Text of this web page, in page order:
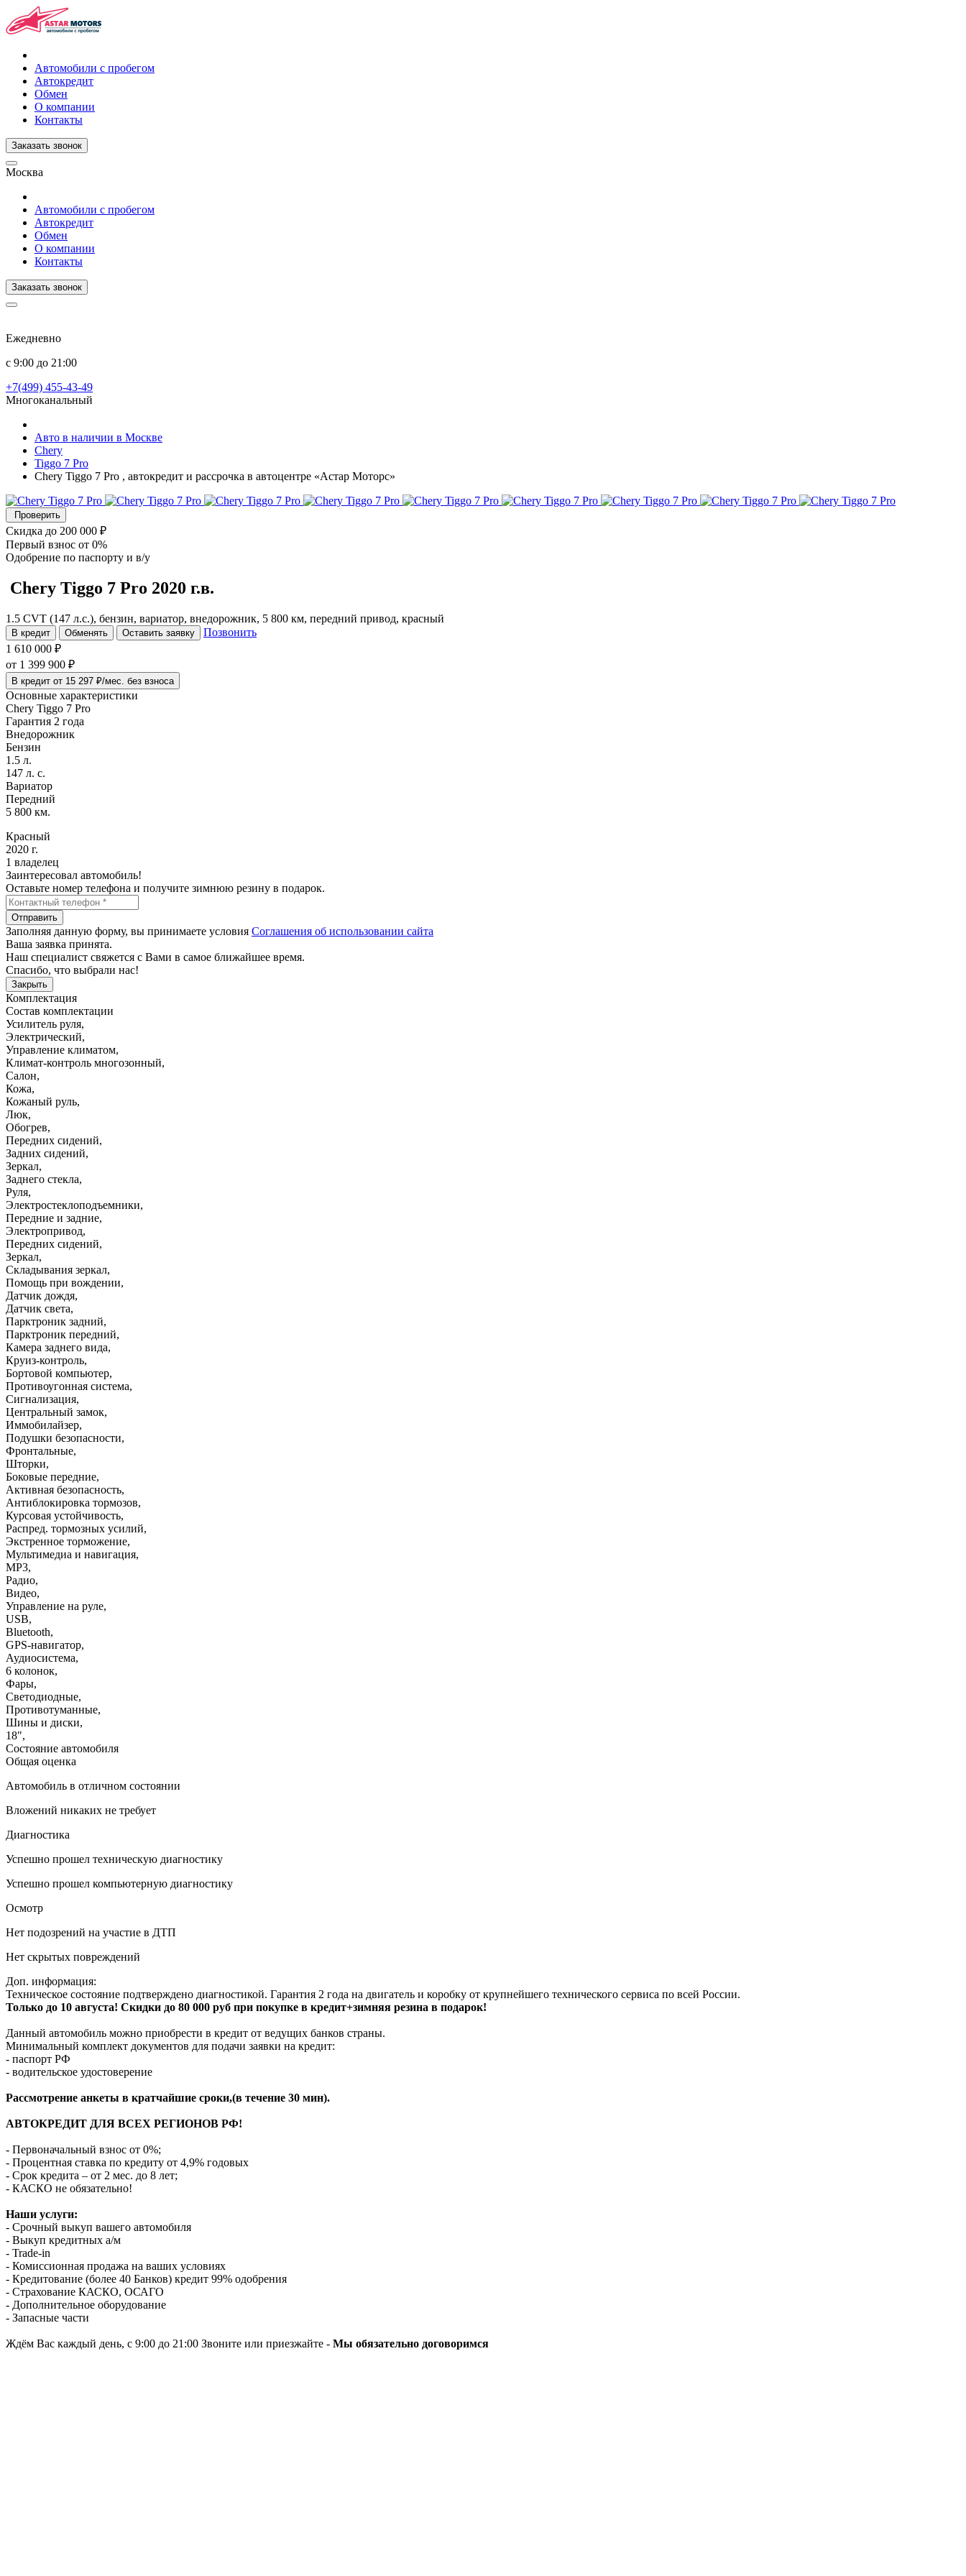
Автомобили с пробегом
Автокредит
Обмен
О компании
Контакты
Заказать звонок
Москва
Автомобили с пробегом
Автокредит
Обмен
О компании
Контакты
Заказать звонок
Ежедневно
с 9:00 до 21:00
+7(499) 455-43-49
Многоканальный
Авто в наличии в Москве
Chery
Tiggo 7 Pro
Chery Tiggo 7 Pro , автокредит и рассрочка в автоцентре «Астар Моторс»
Проверить
Скидка до 200 000 ₽
Первый взнос от 0%
Одобрение по паспорту и в/у
Chery Tiggo 7 Pro 2020 г.в.
1.5 CVT (147 л.с.), бензин, вариатор, внедорожник, 5 800 км, передний привод, красный
В кредит Обменять Оставить заявку
Позвонить
1 610 000 ₽
от 1 399 900 ₽
В кредит от 15 297 ₽/мес. без взноса
Основные характеристики
Chery Tiggo 7 Pro
Гарантия 2 года
Внедорожник
Бензин
1.5 л.
147 л. с.
Вариатор
Передний
5 800 км.
Красный
2020 г.
1 владелец
Заинтересовал автомобиль!
Оставьте номер телефона и получите зимнюю резину в подарок.
Отправить
Заполняя данную форму, вы принимаете условия Соглашения об использовании сайта
Ваша заявка принята.
Наш специалист свяжется с Вами в самое ближайшее время.
Спасибо, что выбрали нас!
Закрыть
Комплектация
Состав комплектации
Усилитель руля,
Электрический,
Управление климатом,
Климат-контроль многозонный,
Салон,
Кожа,
Кожаный руль,
Люк,
Обогрев,
Передних сидений,
Задних сидений,
Зеркал,
Заднего стекла,
Руля,
Электростеклоподъемники,
Передние и задние,
Электропривод,
Передних сидений,
Зеркал,
Складывания зеркал,
Помощь при вождении,
Датчик дождя,
Датчик света,
Парктроник задний,
Парктроник передний,
Камера заднего вида,
Круиз-контроль,
Бортовой компьютер,
Противоугонная система,
Сигнализация,
Центральный замок,
Иммобилайзер,
Подушки безопасности,
Фронтальные,
Шторки,
Боковые передние,
Активная безопасность,
Антиблокировка тормозов,
Курсовая устойчивость,
Распред. тормозных усилий,
Экстренное торможение,
Мультимедиа и навигация,
MP3,
Радио,
Видео,
Управление на руле,
USB,
Bluetooth,
GPS-навигатор,
Аудиосистема,
6 колонок,
Фары,
Светодиодные,
Противотуманные,
Шины и диски,
18",
Состояние автомобиля
Общая оценка
Автомобиль в отличном состоянии
Вложений никаких не требует
Диагностика
Успешно прошел техническую диагностику
Успешно прошел компьютерную диагностику
Осмотр
Нет подозрений на участие в ДТП
Нет скрытых повреждений
Доп. информация:
Техническое состояние подтверждено диагностикой. Гарантия 2 года на двигатель и коробку от крупнейшего технического сервиса по всей России.
Только до 10 августа! Скидки до 80 000 руб при покупке в кредит+зимняя резина в подарок!
Данный автомобиль можно приобрести в кредит от ведущих банков страны.
Минимальный комплект документов для подачи заявки на кредит:
- паспорт РФ
- водительское удостоверение
Рассмотрение анкеты в кратчайшие сроки,(в течение 30 мин).
АВТОКРЕДИТ ДЛЯ ВСЕХ РЕГИОНОВ РФ!
- Первоначальный взнос от 0%;
- Процентная ставка по кредиту от 4,9% годовых
- Срок кредита – от 2 мес. до 8 лет;
- КАСКО не обязательно!
Наши услуги:
- Срочный выкуп вашего автомобиля
- Выкуп кредитных а/м
- Trade-in
- Комиссионная продажа на ваших условиях
- Кредитование (более 40 Банков) кредит 99% одобрения
- Страхование КАСКО, ОСАГО
- Дополнительное оборудование
- Запасные части
Ждём Вас каждый день, с 9:00 до 21:00 Звоните или приезжайте - Мы обязательно договоримся